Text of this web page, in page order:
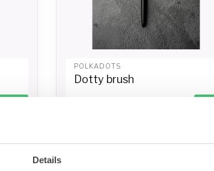
Details
POLKADOTS
Dotty brush
-